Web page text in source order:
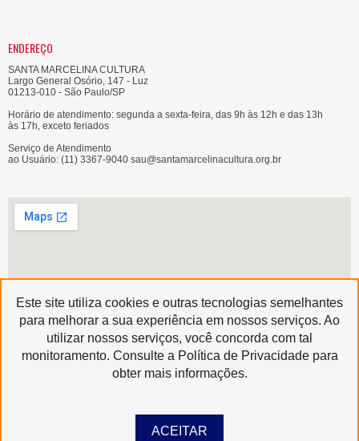
ENDEREÇO
SANTA MARCELINA CULTURA
Largo General Osório, 147 - Luz
01213-010 - São Paulo/SP
Horário de atendimento: segunda a sexta-feira, das 9h às 12h e das 13h
às 17h, exceto feriados
Serviço de Atendimento
ao Usuário: (11) 3367-9040 sau@santamarcelinacultura.org.br
Produzido por
Copyright © 2020 | Santa Marcelina Cultura • Todos os Direitos Reservados
Este site utiliza cookies e outras tecnologias semelhantes
para melhorar a sua experiência em nossos serviços. Ao
utilizar nossos serviços, você concorda com tal
monitoramento. Consulte a Política de Privacidade para
obter mais informações.
ACEITAR